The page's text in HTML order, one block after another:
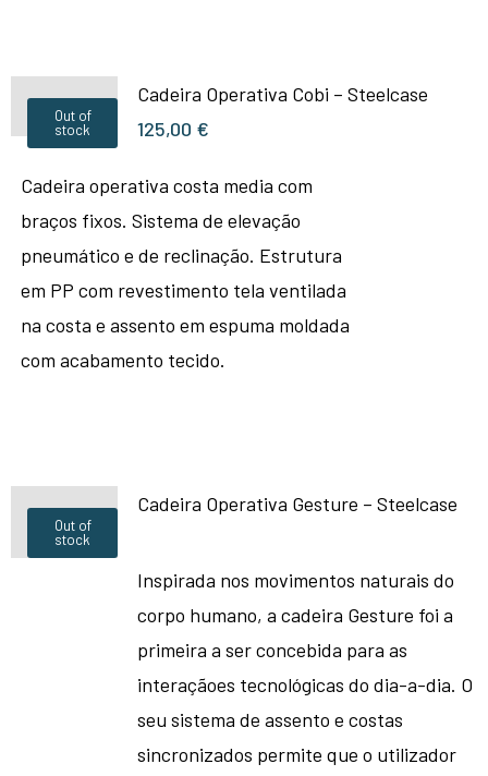
Out of
stock
Cadeira Operativa Cobi – Steelcase
125,00 €
Cadeira operativa costa media com
braços fixos. Sistema de elevação
pneumático e de reclinação. Estrutura
em PP com revestimento tela ventilada
na costa e assento em espuma moldada
com acabamento tecido.
Out of
stock
Cadeira Operativa Gesture – Steelcase
Inspirada nos movimentos naturais do
corpo humano, a cadeira Gesture foi a
primeira a ser concebida para as
interaçãoes tecnológicas do dia-a-dia. O
seu sistema de assento e costas
sincronizados permite que o utilizador